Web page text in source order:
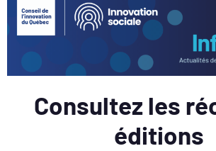
Consultez les
éditions